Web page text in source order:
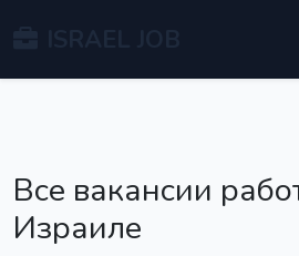
Все вакансии
Израиле